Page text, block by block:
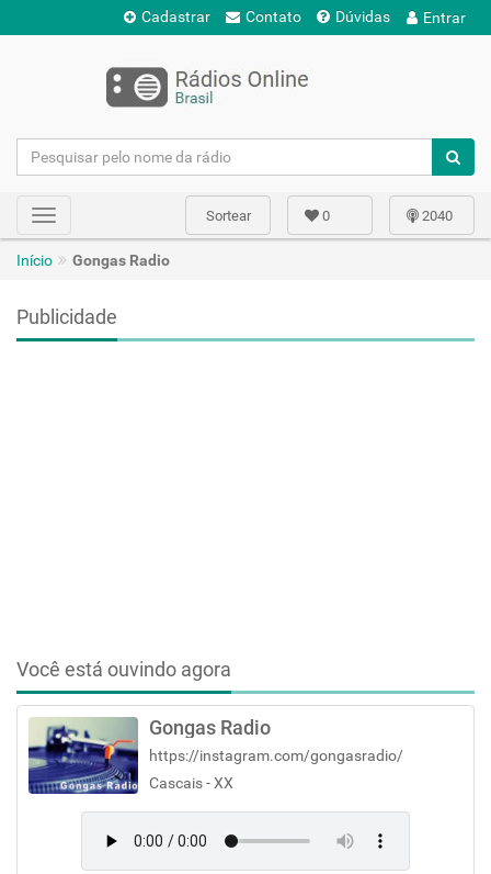
Cadastrar Contato Dúvidas Entrar
Toggle
navigation
2040
0
Sortear
Início Gongas Radio
Publicidade
Você está ouvindo agora
Gongas Radio
https://instagram.com/gongasradio/
Cascais - XX